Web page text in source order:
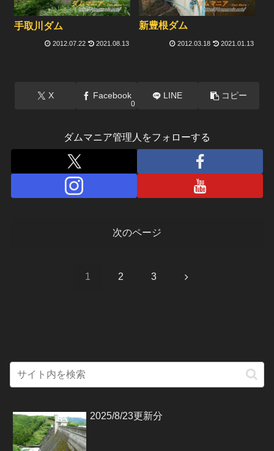
手取川ダム
2012.07.22 2021.08.13
新豊根ダム
2012.03.18 2021.01.13
X Facebook
0
LINE コピー
ダムマニア管理人をフォローする
次のページ
1 2 3 次
2025/8/23更新分